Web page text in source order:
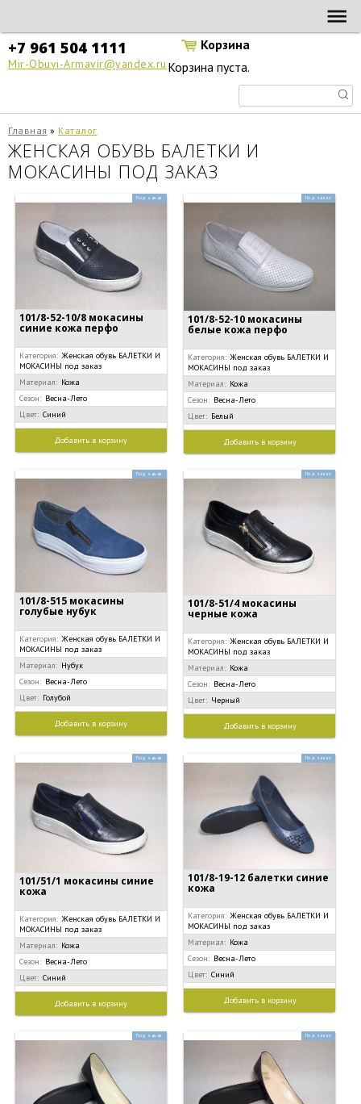
ОБУВИ В
АРМАВИРЕ
Корзина
Корзина пуста.
+7 961 504 1111
Mir-Obuvi-Armavir@yandex.ru
Вы здесь
Главная » Каталог
ЖЕНСКАЯ ОБУВЬ БАЛЕТКИ И
МОКАСИНЫ ПОД ЗАКАЗ
Под заказ
101/8-52-10/8 мокасины
синие кожа перфо
Категория: Женская обувь БАЛЕТКИ И
МОКАСИНЫ под заказ
Материал: Кожа
Сезон: Весна-Лето
Цвет: Синий
Добавить в корзину
Под заказ
101/8-52-10 мокасины
белые кожа перфо
Категория: Женская обувь БАЛЕТКИ И
МОКАСИНЫ под заказ
Материал: Кожа
Сезон: Весна-Лето
Цвет: Белый
Добавить в корзину
Под заказ
101/8-515 мокасины
голубые нубук
Категория: Женская обувь БАЛЕТКИ И
МОКАСИНЫ под заказ
Материал: Нубук
Сезон: Весна-Лето
Цвет: Голубой
Добавить в корзину
Под заказ
101/8-51/4 мокасины
черные кожа
Категория: Женская обувь БАЛЕТКИ И
МОКАСИНЫ под заказ
Материал: Кожа
Сезон: Весна-Лето
Цвет: Черный
Добавить в корзину
Под заказ
101/51/1 мокасины синие
кожа
Категория: Женская обувь БАЛЕТКИ И
МОКАСИНЫ под заказ
Материал: Кожа
Сезон: Весна-Лето
Цвет: Синий
Добавить в корзину
Под заказ
101/8-19-12 балетки синие
кожа
Категория: Женская обувь БАЛЕТКИ И
МОКАСИНЫ под заказ
Материал: Кожа
Сезон: Весна-Лето
Цвет: Синий
Добавить в корзину
Под заказ Под заказ